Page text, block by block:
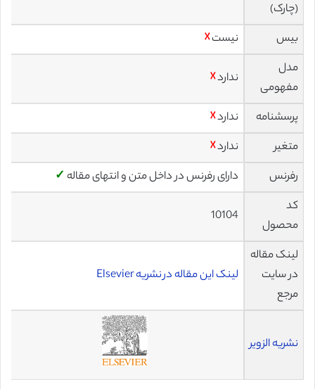
(چارک)
بیس نیست☓
مدل
مفهومی
ندارد☓
پرسشنامه ندارد☓
متغیر
ندارد☓
رفرنس
دارای رفرنس در داخل متن و انتهای مقاله ✓
کد
محصول
10104
لینک مقاله
در سایت
مرجع
لینک این مقاله در نشریه Elsevier
نشریه الزویر